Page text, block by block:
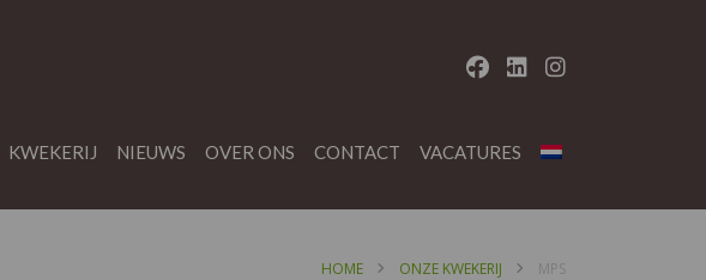
KWEKERIJ NIEUWS OVER ONS CONTACT VACATURES
HOME ONZE KWEKERIJ MPS